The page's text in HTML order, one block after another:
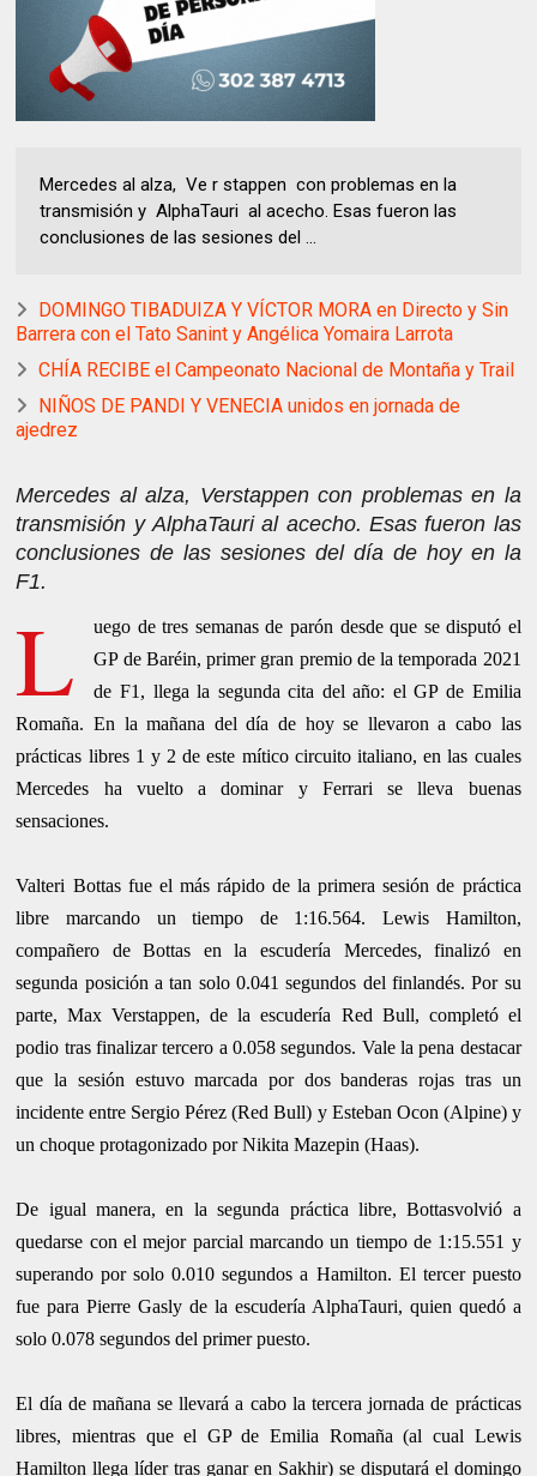
Mercedes al alza, Ve r stappen con problemas en la
transmisión y AlphaTauri al acecho. Esas fueron las
conclusiones de las sesiones del ...
DOMINGO TIBADUIZA Y VÍCTOR MORA en Directo y Sin
Barrera con el Tato Sanint y Angélica Yomaira Larrota
CHÍA RECIBE el Campeonato Nacional de Montaña y Trail
NIÑOS DE PANDI Y VENECIA unidos en jornada de
ajedrez
Mercedes al alza, Verstappencon problemas en la
transmisión yAlphaTaurial acecho. Esas fueron las
conclusiones de las sesiones del día de hoy en la
F1.
L
uego de tres semanas de parón desde que se disputó el
GP de Baréin, primer gran premio de la temporada 2021
de F1, llega la segunda cita del año: el GP de Emilia
Romaña. En la mañana del día de hoy se llevaron a cabo las
prácticas libres 1 y 2 de este mítico circuito italiano, en las cuales
Mercedes ha vuelto a dominar y Ferrari se lleva buenas
sensaciones.
Valteri Bottas fue el más rápido de la primera sesión de práctica
libre marcando un tiempo de 1:16.564. Lewis Hamilton,
compañero de Bottas en la escudería Mercedes, finalizó en
segunda posición a tan solo 0.041 segundos del finlandés. Por su
parte, Max Verstappen, de la escudería Red Bull, completó el
podio tras finalizar tercero a 0.058 segundos. Vale la pena destacar
que la sesión estuvo marcada por dos banderas rojas tras un
incidente entre Sergio Pérez (Red Bull) y Esteban Ocon (Alpine) y
un choque protagonizado por Nikita Mazepin (Haas).
De igual manera, en la segunda práctica libre, Bottasvolvió a
quedarse con el mejor parcial marcando un tiempo de 1:15.551 y
superando por solo 0.010 segundos a Hamilton. El tercer puesto
fue para Pierre Gasly de la escudería AlphaTauri, quien quedó a
solo 0.078 segundos del primer puesto.
El día de mañana se llevará a cabo la tercera jornada de prácticas
libres, mientras que el GP de Emilia Romaña (al cual Lewis
Hamilton llega líder tras ganar en Sakhir) se disputará el domingo